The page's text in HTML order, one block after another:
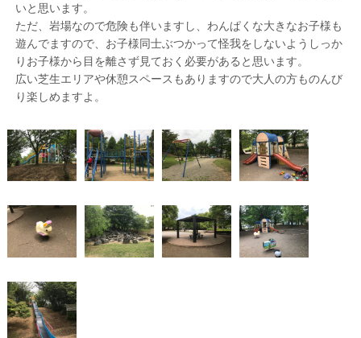
いと思います。
ただ、岩場なので危険も伴いますし、わんぱくな大きなお子様も
遊んでますので、お子様同士ぶつかって怪我をしないようしっか
りお子様から目を離さず見ておく必要があると思います。
広い芝生エリアや休憩スペースもありますので大人の方ものんび
り楽しめますよ。